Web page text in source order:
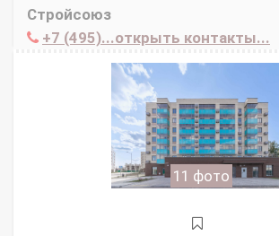
Стройсоюз
+7 (495)...открыть контакты...
11 фото